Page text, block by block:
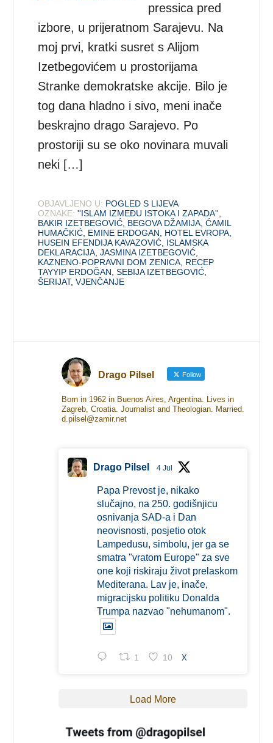
pressica pred
izbore, u prijeratnom Sarajevu. Na
moj prvi, kratki susret s Alijom
Izetbegovićem u prostorijama
Stranke demokratske akcije. Bilo je
tog dana hladno i sivo, meni inače
beskrajno drago Sarajevo. Po
prostoriji su se oko novinara muvali
neki […]
OBJAVLJENO U: POGLED S LIJEVA
OZNAKE: ''ISLAM IZMEĐU ISTOKA I ZAPADA''
BAKIR IZETBEGOVIĆ BEGOVA DŽAMIJA ,ĆAMIL
HUMAČKIĆ EMINE ERDOGAN HOTEL EVROPA
HUSEIN EFENDIJA KAVAZOVIĆ ISLAMSKA
DEKLARACIJA ,JASMINA IZETBEGOVIĆ
KAZNENO-POPRAVNI DOM ZENICA RECEP
TAYYIP ERDOĞAN ,SEBIJA IZETBEGOVIĆ
ŠERIJAT,VJENČANJE
Drago Pilsel Follow
Born in 1962 in Buenos Aires, Argentina. Lives in
Zagreb, Croatia. Journalist and Theologian. Married.
d.pilsel@zamir.net
Drago Pilsel 4 Jul
Papa Prevost je, nikako
slučajno, na 250. godišnjicu
osnivanja SAD-a i Dan
neovisnosti, posjetio otok
Lampedusu, simbolu, jer ga se
smatra "vratom Europe" za sve
one koji riskiraju život prelaskom
Mediterana. Lav je, inače,
migracijsku politiku Donalda
Trumpa nazvao "nehumanom".
1 10 X
Load More